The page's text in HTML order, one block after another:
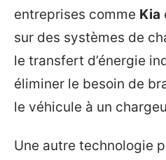
entreprises comme Kia
sur des systèmes de
le transfert d’énergie
éliminer le besoin de
le véhicule à un
Une autre technologie